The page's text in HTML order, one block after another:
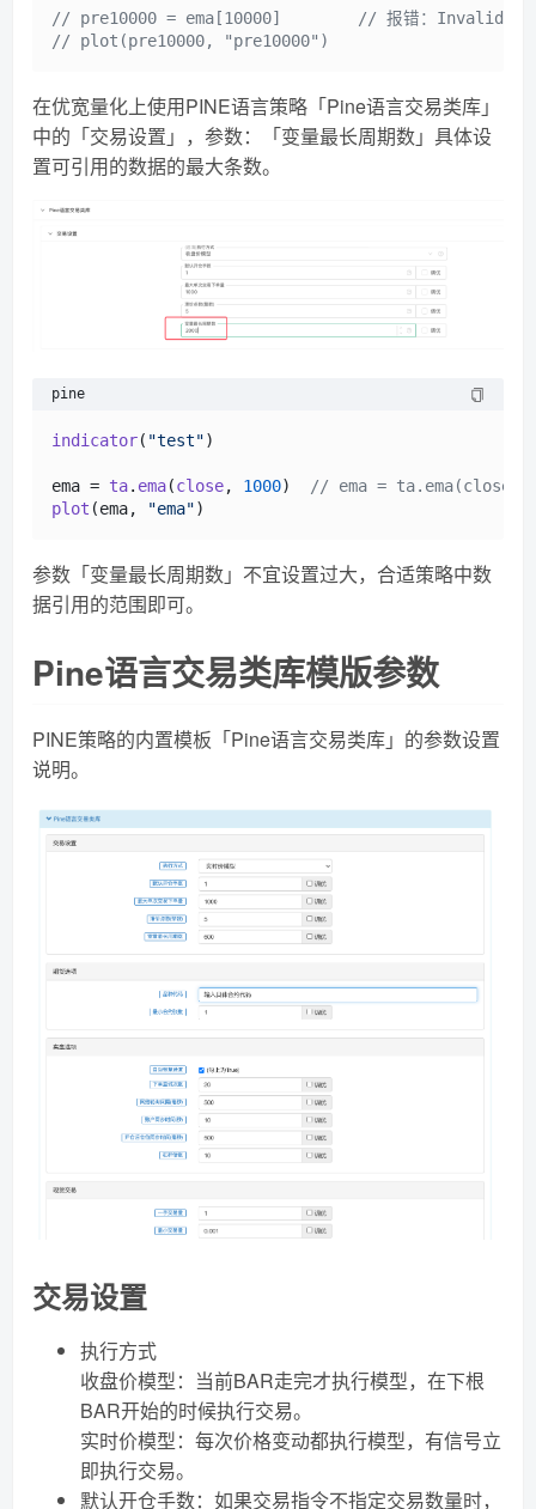
// pre10000 = ema[10000]        // 报错：Invalid
// plot(pre10000, "pre10000")
在优宽量化上使用PINE语言策略「Pine语言交易类库」
中的「交易设置」，参数：「变量最长周期数」具体设
置可引用的数据的最大条数。
pine
indicator( "test")
ema = ta. ema(close, 1000) // ema = ta.ema(close,
plot (ema, "ema"
参数「变量最长周期数」不宜设置过大，合适策略中数
据引用的范围即可。
Pine语言交易类库模版参数
PINE策略的内置模板「Pine语言交易类库」的参数设置
说明。
交易设置
执行方式
收盘价模型：当前BAR走完才执行模型，在下根
BAR开始的时候执行交易。
实时价模型：每次价格变动都执行模型，有信号立
即执行交易。
默认开仓手数：如果交易指令不指定交易数量时，